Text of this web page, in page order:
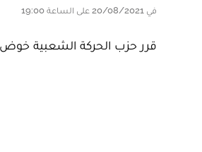
في 20/08/2021 على الساعة 19:00
قرر حزب الحركة الشعبية خوض